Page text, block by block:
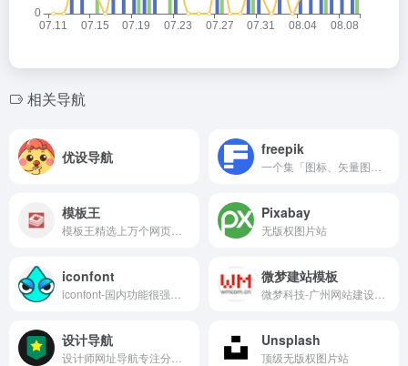
相关导航
优设导航 freepik
模板王 Pixabay
无版权图片站
iconfont 微梦建站模板
设计导航 Unsplash
顶级无版权图片站